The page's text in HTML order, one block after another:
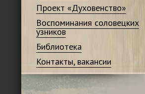
Проект «Духовенство»
Воспоминания соловецких
узников
Библиотека
Контакты, вакансии